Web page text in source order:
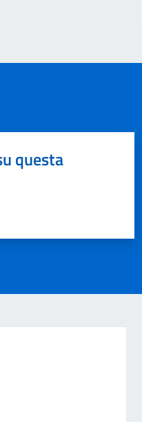
questa